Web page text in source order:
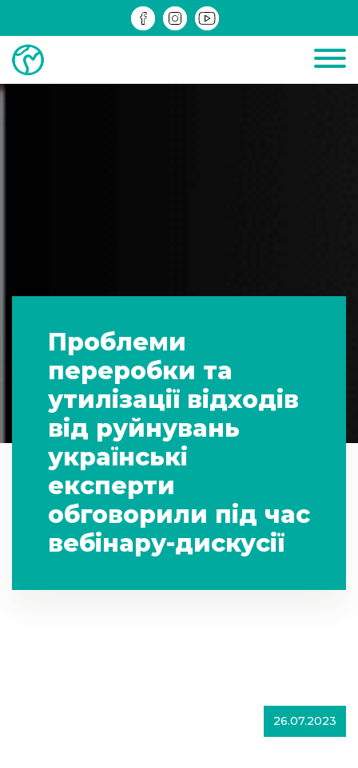
ДІЮЧІ
Проблеми
переробки та
утилізації відходів
від руйнувань
українські
експерти
обговорили під час
вебінару-дискусії
26.07.2023